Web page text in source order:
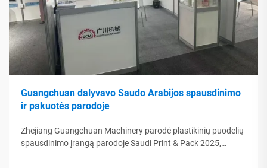
Guangchuan dalyvavo Saudo Arabijos spausdinimo
ir pakuotės parodoje
Zhejiang Guangchuan Machinery parodė plastikinių puodelių
spausdinimo įrangą parodoje Saudi Print & Pack 2025,